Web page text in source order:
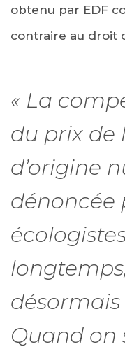
obtenu par EDF
contraire au droit
« La
du prix de
d’origine
dénoncée
désormais
Quand on